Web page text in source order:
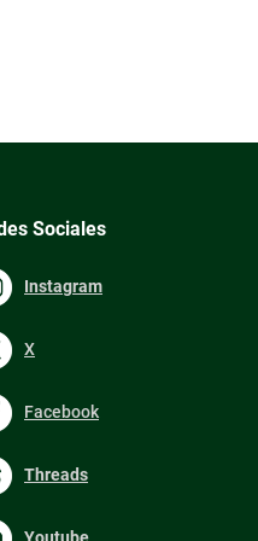
Sociales
Instagram
X
Facebook
Threads
Youtube